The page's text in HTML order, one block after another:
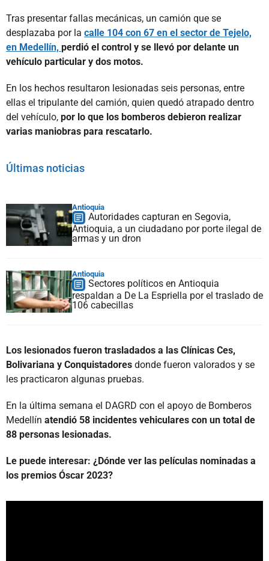
Tras presentar fallas mecánicas, un camión que se
desplazaba por la calle 104 con 67 en el sector de Tejelo,
en Medellín, perdió el control y se llevó por delante un
vehículo particular y dos motos.
En los hechos resultaron lesionadas seis personas, entre
ellas el tripulante del camión, quien quedó atrapado dentro
del vehículo, por lo que los bomberos debieron realizar
varias maniobras para rescatarlo.
Últimas noticias
Antioquia
Autoridades capturan en Segovia,
Antioquia, a un ciudadano por porte ilegal de
armas y un dron
Antioquia
Sectores políticos en Antioquia
respaldan a De La Espriella por el traslado de
106 cabecillas
Los lesionados fueron trasladados a las Clínicas Ces,
Bolivariana y Conquistadores donde fueron valorados y se
les practicaron algunas pruebas.
En la última semana el DAGRD con el apoyo de Bomberos
Medellín atendió 58 incidentes vehiculares con un total de
88 personas lesionadas.
Le puede interesar: ¿Dónde ver las películas nominadas a
los premios Óscar 2023?